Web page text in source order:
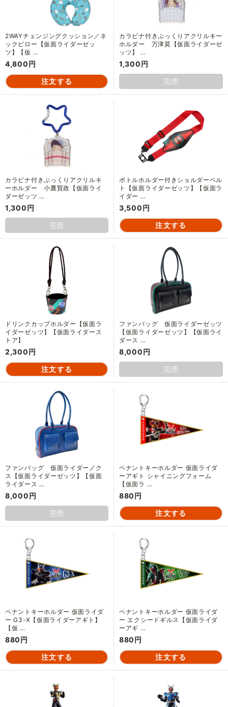
2WAYチェンジングクッション／ネ
ックピロー【仮面ライダーゼッ
ツ】【仮 …
4,800円
カラビナ付きぷっくりアクリルキー
ホルダー 万津莫【仮面ライダーゼ
ッツ】 …
1,300円
完売
カラビナ付きぷっくりアクリルキ
ーホルダー 小鷹賢政【仮面ライ
ダーゼッツ …
1,300円
完売
ボトルホルダー付きショルダーベル
ト【仮面ライダーゼッツ】【仮面ラ
イダー …
3,500円
ドリンクカップホルダー【仮面ラ
イダーゼッツ】【仮面ライダース
トア】
2,300円
ファンバッグ 仮面ライダーゼッツ
【仮面ライダーゼッツ】【仮面ライ
ダース …
8,000円
完売
ファンバッグ 仮面ライダーノク
ス【仮面ライダーゼッツ】【仮面
ライダース …
8,000円
完売
ペナントキーホルダー 仮面ライダ
ーアギト シャイニングフォーム
【仮面ラ …
880円
ペナントキーホルダー 仮面ライダ
ー G3-X【仮面ライダーアギト】
【仮 …
880円
ペナントキーホルダー 仮面ライダ
ー エクシードギルス【仮面ライダ
ーアギ …
880円